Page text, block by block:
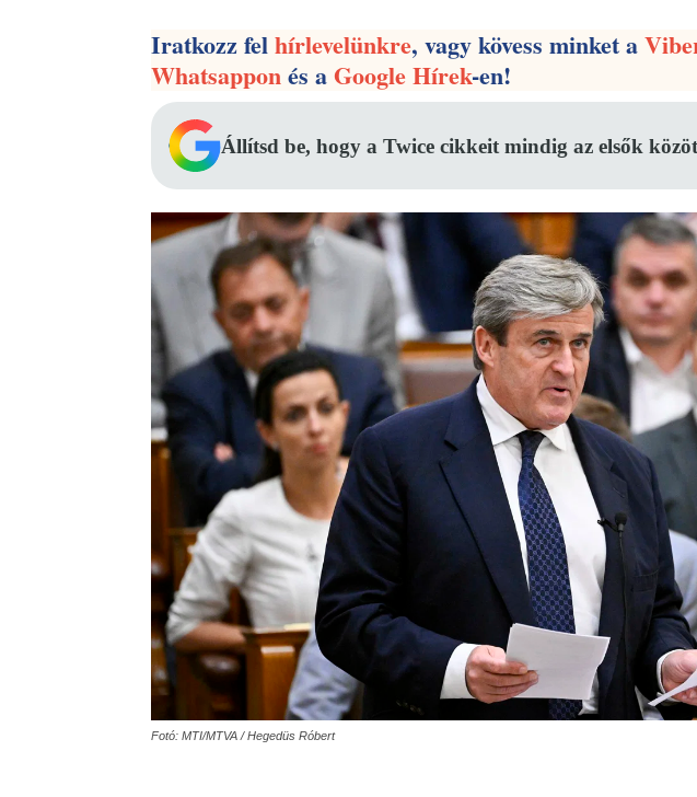
Iratkozz felhírlevelünkre, vagy kövess minket a
Whatsapponés aGoogle Hírek-en!
Állítsd be, hogy a Twice cikkeit mindig az elsők
Fotó: MTI/MTVA / Hegedüs Róbert